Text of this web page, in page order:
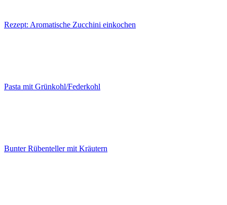
Rezept: Aromatische Zucchini einkochen
Pasta mit Grünkohl/Federkohl
Bunter Rübenteller mit Kräutern